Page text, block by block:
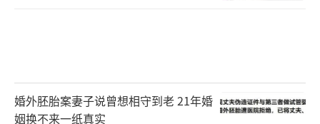
婚外胚胎案妻子说曾想相守到老 21年婚
姻换不来一纸真实